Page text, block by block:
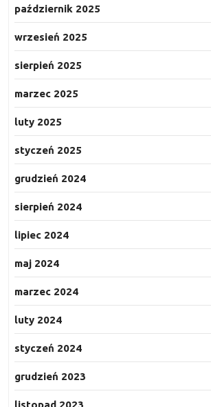
październik 2025
wrzesień 2025
sierpień 2025
marzec 2025
luty 2025
styczeń 2025
grudzień 2024
sierpień 2024
lipiec 2024
maj 2024
marzec 2024
luty 2024
styczeń 2024
grudzień 2023
listopad 2023